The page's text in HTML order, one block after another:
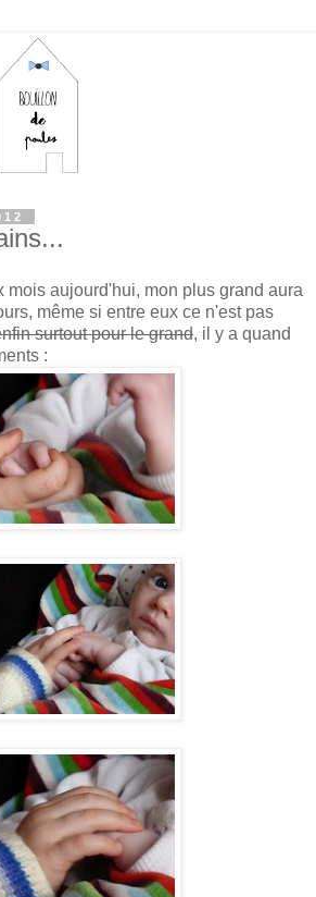
mois aujourd'hui, mon plus grand aura
même si entre eux ce n'est pas
surtout pour le grand, il y a quand
: